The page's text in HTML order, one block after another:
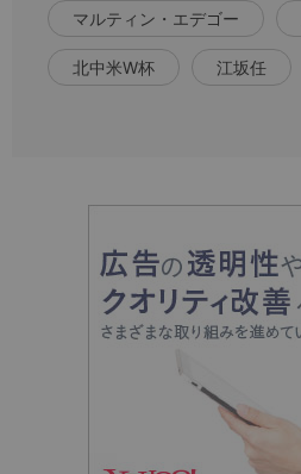
マルティン・エデゴー
北中米W杯 江坂任